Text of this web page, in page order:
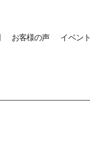
お客様の声 イベント